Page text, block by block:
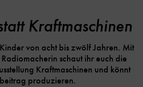
Kraftmaschinen
von acht bis zwölf Jahren. Mit
schaut ihr euch die
Kraftmaschinen und könnt
produzieren.